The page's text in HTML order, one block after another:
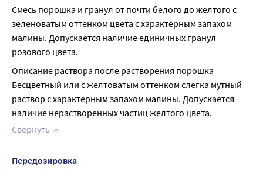
Смесь порошка и гранул от почти белого до желтого с
зеленоватым оттенком цвета с характерным запахом
малины. Допускается наличие единичных гранул
розового цвета.
Описание раствора после растворения порошка
Бесцветный или с желтоватым оттенком слегка мутный
раствор с характерным запахом малины. Допускается
наличие нерастворенных частиц желтого цвета.
Свернуть
Передозировка